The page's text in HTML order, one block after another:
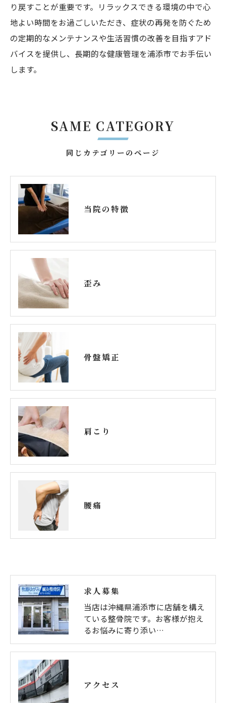
り戻すことが重要です。リラックスできる環境の中で心
地よい時間をお過ごしいただき、症状の再発を防ぐため
の定期的なメンテナンスや生活習慣の改善を目指すアド
バイスを提供し、長期的な健康管理を浦添市でお手伝い
します。
同じカテゴリーのページ
SAME CATEGORY
当院の特徴
歪み
骨盤矯正
肩こり
腰痛
求人募集
当店は沖縄県浦添市に店舗を構え
ている整骨院です。お客様が抱え
るお悩みに寄り添い…
アクセス